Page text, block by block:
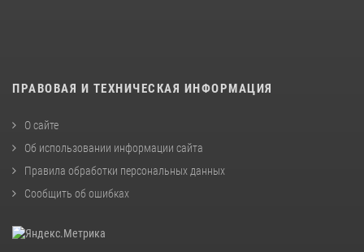
ПРАВОВАЯ И ТЕХНИЧЕСКАЯ ИНФОРМАЦИЯ
О сайте
Об использовании информации сайта
Правила обработки персональных данных
Сообщить об ошибках